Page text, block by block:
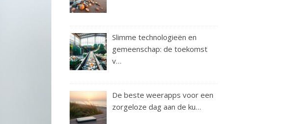
Slimme technologieën en
gemeenschap: de toekomst
v…
De beste weerapps voor een
zorgeloze dag aan de ku…